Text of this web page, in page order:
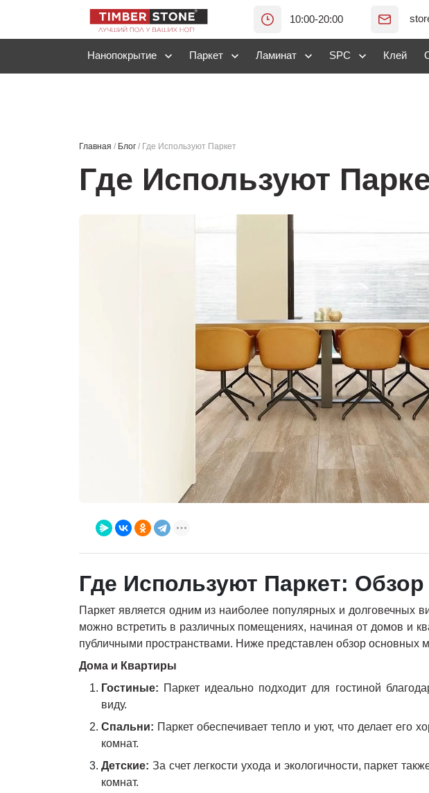
10:00-20:00
Нанопокрытие Паркет Ламинат SPC Клей
Главная / Блог / Где Используют Паркет
Где Используют
Где Используют Паркет:
Паркет является одним из наиболее популярных и долговечных
можно встретить в различных помещениях, начиная от домов и
публичными пространствами. Ниже представлен обзор основных
Дома и Квартиры
Гостиные: Паркет идеально подходит для гостиной
виду.
Спальни: Паркет обеспечивает тепло и уют, что делает его
комнат.
Детские: За счет легкости ухода и экологичности, паркет
комнат.